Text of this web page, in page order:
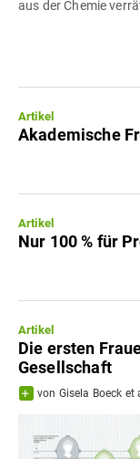
aus der Chemie
Artikel
Akademische
Artikel
Nur 100 % für
Artikel
Die ersten
Gesellschaft
von Gisela Boeck et